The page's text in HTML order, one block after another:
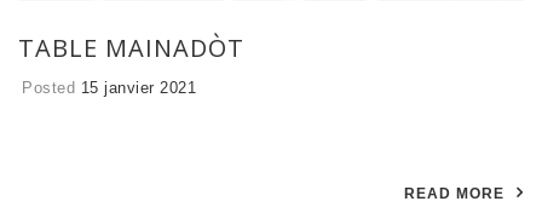
TABLE MAINADÒT
Posted 15 janvier 2021
READ MORE